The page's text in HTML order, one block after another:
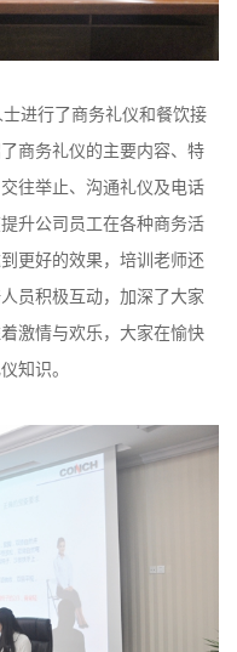
进行了商务礼仪和餐饮接
商务礼仪的主要内容、特
往举止、沟通礼仪及电话
升公司员工在各种商务活
更好的效果，培训老师还
员积极互动，加深了大家
激情与欢乐，大家在愉快
知识。